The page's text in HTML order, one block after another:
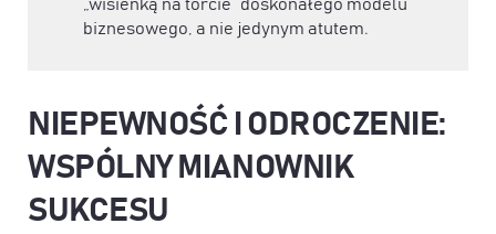
„wisienką na torcie” doskonałego modelu
biznesowego, a nie jedynym atutem.
NIEPEWNOŚĆ I ODROCZENIE:
WSPÓLNY MIANOWNIK
SUKCESU